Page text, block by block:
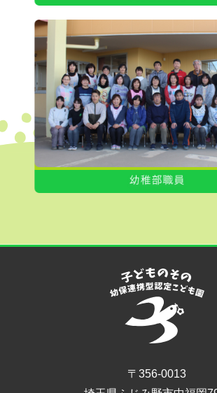
〒356-0013